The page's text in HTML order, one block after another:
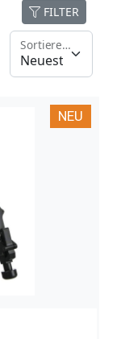
FILTER
Sortieren nach
NEU